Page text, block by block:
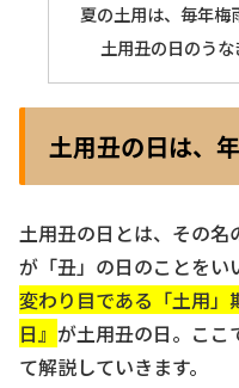
夏の土用は、毎年梅
土用丑の日のう
土用丑の日は、
土用丑の日とは、その名
が「丑」の日のことをい
変わり目である「土用」
日』 が土用丑の日。ここ
て解説していきます。